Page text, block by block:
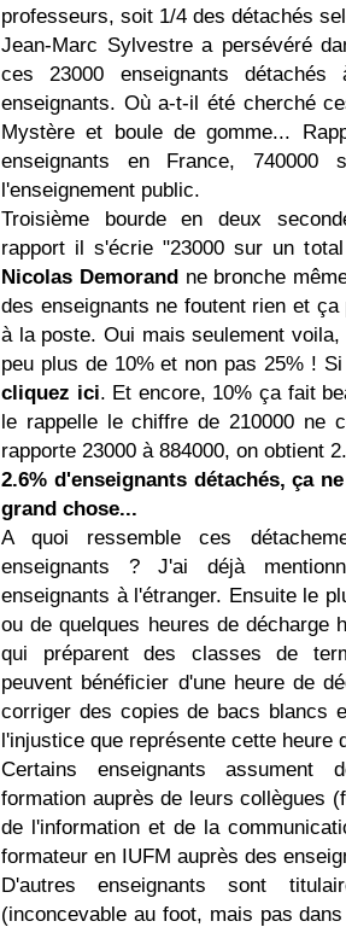
professeurs, soit 1/4 des détachés
Jean-Marc Sylvestre a persévéré
ces 23000 enseignants
enseignants. Où a-t-il été cherché
Mystère et boule de gomme...
enseignants en France,
l'enseignement public.
Troisième bourde en deux
rapport il s'écrie "23000 sur un
Nicolas Demorandne bronche
des enseignants ne foutent rien et
à la poste. Oui mais seulement
peu plus de 10% et non pas 25% !
cliquez ici. Et encore, 10% ça fait
le rappelle le chiffre de 210000 ne
rapporte 23000 à 884000, on obtient
2.6% d'enseignants détachés, ça
grand chose...
A quoi ressemble ces
enseignants ? J'ai déjà
enseignants à l'étranger. Ensuite le
ou de quelques heures de décharge
qui préparent des classes de
peuvent bénéficier d'une heure de
corriger des copies de bacs blancs
l'injustice que représente cette heure
Certains enseignants assument
formation auprès de leurs collègues
de l'information et de la
formateur en IUFM auprès des
D'autres enseignants sont
(inconcevable au foot, mais pas